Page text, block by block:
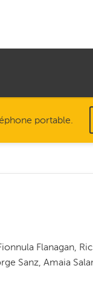
portable.
Flanagan,
Sanz, Amaia